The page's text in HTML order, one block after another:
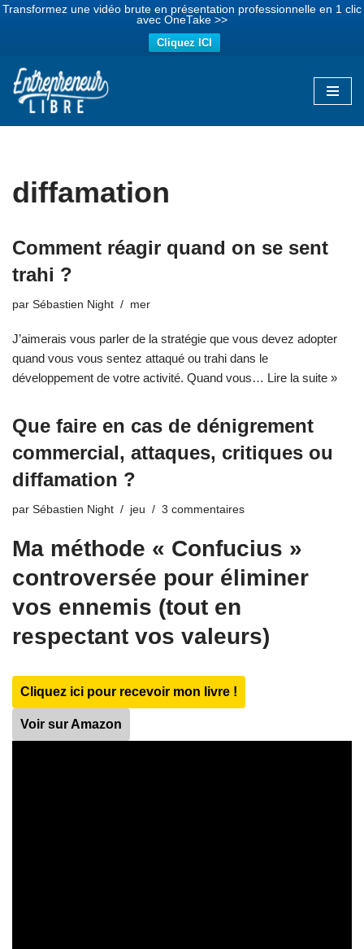
Transformez une vidéo brute en présentation professionnelle en 1 clic
avec OneTake >>
Cliquez ICI
Aller
diffamation
Comment réagir quand on se sent
trahi ?
par Sébastien Night mer
J’aimerais vous parler de la stratégie que vous devez adopter
quand vous vous sentez attaqué ou trahi dans le
développement de votre activité. Quand vous… Lire la suite »
Que faire en cas de dénigrement
commercial, attaques, critiques ou
diffamation ?
par Sébastien Night jeu 3 commentaires
Ma méthode « Confucius »
controversée pour éliminer
vos ennemis (tout en
respectant vos valeurs)
Cliquez ici pour recevoir mon livre !
Voir sur Amazon